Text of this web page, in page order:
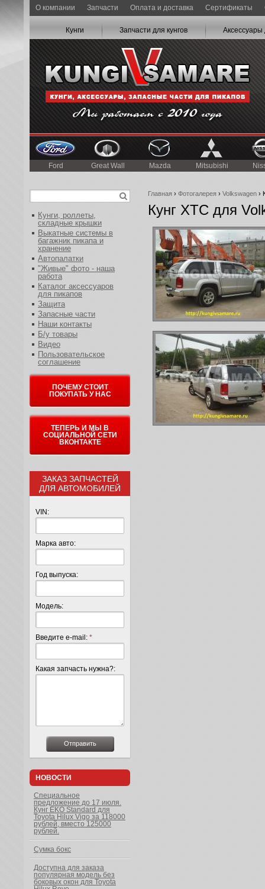
О компании Запчасти Оплата и доставка Сертификаты
Кунги Запчасти для кунгов Аксессуары
Ford Great Wall Mazda Mitsubishi
Главная › Фотогалерея › Volkswagen ›
Кунг XTC для
Кунги, роллеты,
складные крышки
Выкатные системы в
багажник пикапа и
хранение
Автопалатки
"Живые" фото - наша
работа
Каталог аксессуаров
для пикапов
Защита
Запасные части
Наши контакты
Б/у товары
Видео
Пользовательское
соглашение
ПОЧЕМУ СТОИТ
ПОКУПАТЬ У НАС
ТЕПЕРЬ И МЫ В
СОЦИАЛЬНОЙ СЕТИ
ВКОНТАКТЕ
ЗАКАЗ ЗАПЧАСТЕЙ
ДЛЯ АВТОМОБИЛЕЙ
VIN:
Марка авто:
Год выпуска:
Модель:
Введите e-mail: *
Какая запчасть нужна?:
НОВОСТИ
Специальное
предложение до 17 июля.
Кунг EKO Standard для
Toyota Hilux Vigo за 118000
рублей, вместо 125000
рублей.
Сумка бокс
Доступна для заказа
популярная модель без
боковых окон для Toyota